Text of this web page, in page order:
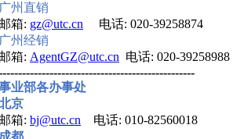
广州直销
邮箱: gz@utc.cn 电话: 020-39258874
广州经销
邮箱: AgentGZ@utc.cn 电话: 020-39258988
业部各办事处
京
邮箱: bj@utc.cn 电话: 010-82560018
成都